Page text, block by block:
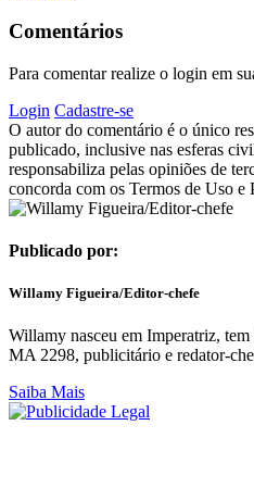
Comentários
Para comentar realize o login em
Login Cadastre-se
O autor do comentário é o único
publicado, inclusive nas esferas
responsabiliza pelas opiniões de
concorda com os Termos de Uso e
Publicado por:
Willamy Figueira/Editor-chefe
Willamy nasceu em Imperatriz,
MA 2298, publicitário e redator-
Saiba Mais